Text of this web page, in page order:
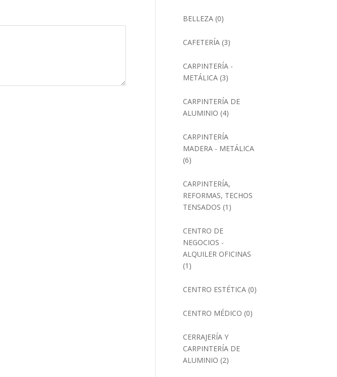
BELLEZA (0)
CAFETERÍA (3)
CARPINTERÍA -
METÁLICA (3)
CARPINTERÍA DE
ALUMINIO (4)
CARPINTERÍA
MADERA - METÁLICA
(6)
CARPINTERÍA,
REFORMAS, TECHOS
TENSADOS (1)
CENTRO DE
NEGOCIOS -
ALQUILER OFICINAS
(1)
CENTRO ESTÉTICA (0)
CENTRO MÉDICO (0)
CERRAJERÍA Y
CARPINTERÍA DE
ALUMINIO (2)